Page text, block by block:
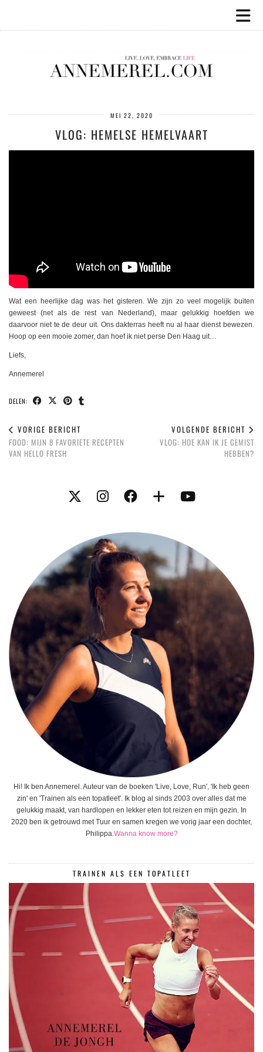
MEI 22, 2020
VLOG: HEMELSE HEMELVAART
Wat een heerlijke dag was het gisteren. We zijn zo veel mogelijk buiten
geweest (net als de rest van Nederland), maar gelukkig hoefden we
daarvoor niet te de deur uit. Ons dakterras heeft nu al haar dienst bewezen.
Hoop op een mooie zomer, dan hoef ik niet perse Den Haag uit…
Liefs,
Annemerel
DELEN:
VORIGE BERICHT
FOOD: MIJN 8 FAVORIETE RECEPTEN
VAN HELLO FRESH
VOLGENDE BERICHT
VLOG: HOE KAN IK JE GEMIST
HEBBEN?
Hi! Ik ben Annemerel. Auteur van de boeken 'Live, Love, Run', 'Ik heb geen
zin' en 'Trainen als een topatleet'. Ik blog al sinds 2003 over alles dat me
gelukkig maakt, van hardlopen en lekker eten tot reizen en mijn gezin. In
2020 ben ik getrouwd met Tuur en samen kregen we vorig jaar een dochter,
Philippa.Wanna know more?
TRAINEN ALS EEN TOPATLEET